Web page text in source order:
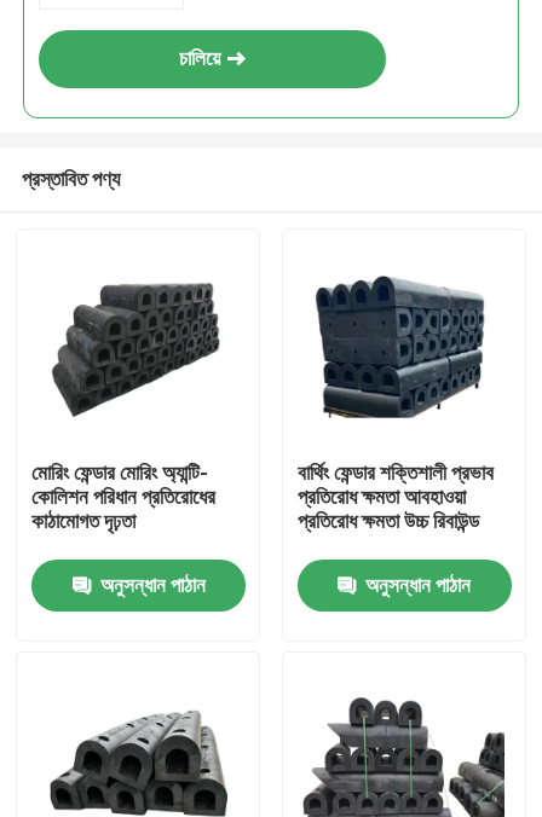
ভিডিও
চালিয়ে
প্রস্তাবিত পণ্য
মোরিং ফেন্ডার মোরিং অ্যান্টি-
কোলিশন পরিধান প্রতিরোধের
কাঠামোগত দৃঢ়তা
অনুসন্ধান পাঠান
বার্থিং ফেন্ডার শক্তিশালী প্রভাব
প্রতিরোধ ক্ষমতা আবহাওয়া
প্রতিরোধ ক্ষমতা উচ্চ রিবাউন্ড
অনুসন্ধান পাঠান